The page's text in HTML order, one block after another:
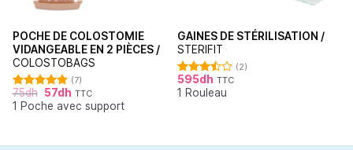
POCHE DE COLOSTOMIE
VIDANGEABLE EN 2 PIÈCES /
COLOSTOBAGS
Note
5.00
sur 5
(7)
75dh 57dh TTC
1 Poche avec support
GAINES DE STÉRILISATION /
STERIFIT
Note
3.50sur
(2)
595dh TTC
1 Rouleau